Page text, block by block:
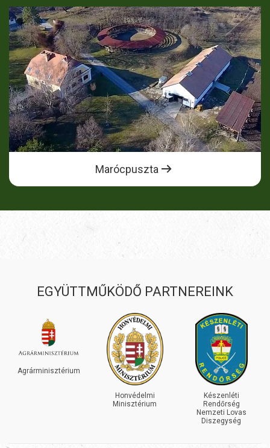
Marócpuszta
EGYÜTTMŰKÖDŐ PARTNEREINK
Agrárminisztérium
Honvédelmi
Minisztérium
Készenléti
Rendőrség
Nemzeti Lovas
Diszegység